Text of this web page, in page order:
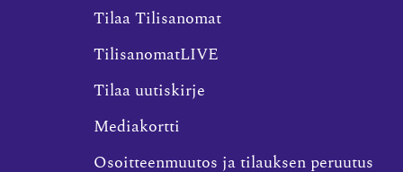
Tilaa Tilisanomat
TilisanomatLIVE
Tilaa uutiskirje
Mediakortti
Osoitteenmuutos ja tilauksen peruutus